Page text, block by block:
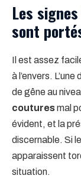
Les
sont
Il est assez
à l’envers.
de gêne au
couturesmal
évident, et la
discernable. Si
apparaissent
situation.